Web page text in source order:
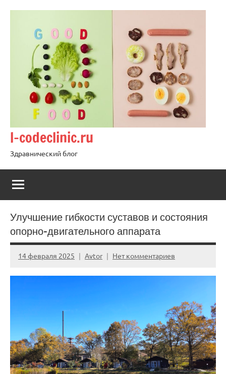
содержимому
l-codeclinic.ru
Здравнический блог
Улучшение гибкости суставов и состояния
опорно-двигательного аппарата
14 февраля 2025 Avtor Нет комментариев